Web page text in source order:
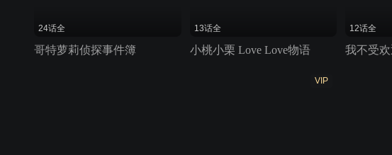
24话全
哥特萝莉侦探事件簿
13话全
小桃小栗 Love Love物语
12话全
VIP